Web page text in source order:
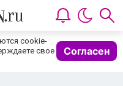
cookie-
свое
Согласен